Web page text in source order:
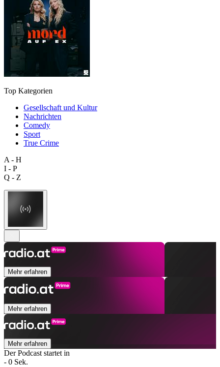
Top Kategorien
Gesellschaft und Kultur
Nachrichten
Comedy
Sport
True Crime
A - H
I - P
Q - Z
Mehr erfahren
Mehr erfahren
Mehr erfahren
Der Podcast startet in
- 0 Sek.